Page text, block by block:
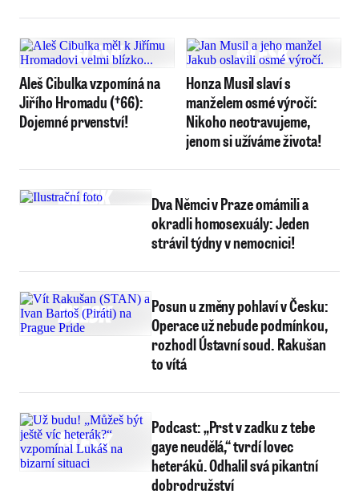
Aleš Cibulka vzpomíná na
Jiřího Hromadu (†66):
Dojemné prvenství!
Honza Musil slaví s
manželem osmé výročí:
Nikoho neotravujeme,
jenom si užíváme života!
Dva Němci v Praze omámili a
okradli homosexuály: Jeden
strávil týdny v nemocnici!
Posun u změny pohlaví v Česku:
Operace už nebude podmínkou,
rozhodl Ústavní soud. Rakušan
to vítá
Podcast: „Prst v zadku z tebe
gaye neudělá,“ tvrdí lovec
heteráků. Odhalil svá pikantní
dobrodružství